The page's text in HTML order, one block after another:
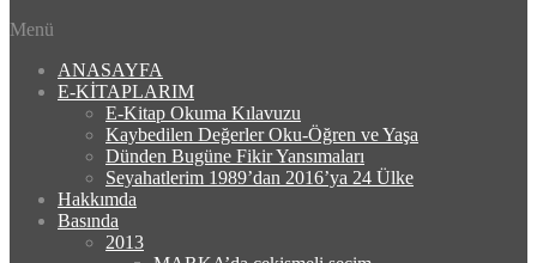
Menü
ANASAYFA
E-KİTAPLARIM
E-Kitap Okuma Kılavuzu
Kaybedilen Değerler Oku-Öğren ve Yaşa
Dünden Bugüne Fikir Yansımaları
Seyahatlerim 1989’dan 2016’ya 24 Ülke
Hakkımda
Basında
2013